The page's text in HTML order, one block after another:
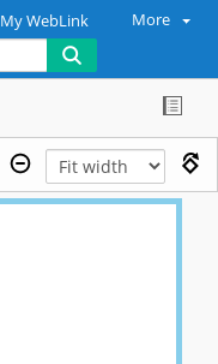
My WebLink More